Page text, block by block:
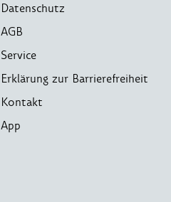
Datenschutz
AGB
Service
Erklärung zur Barrierefreiheit
Kontakt
App